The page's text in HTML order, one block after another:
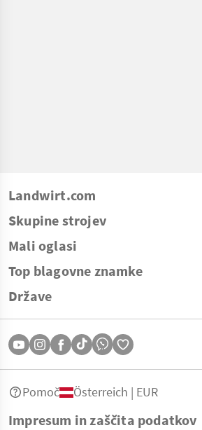
Landwirt.com
Skupine strojev
Mali oglasi
Top blagovne znamke
Države
Impresum in zaščita podatkov
Pomoč Österreich | EUR